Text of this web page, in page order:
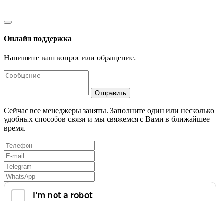
Онлайн поддержка
Напишите ваш вопрос или обращение:
Отправить
Сейчас все менеджеры заняты. Заполните один или несколько
удобных способов связи и мы свяжемся с Вами в ближайшее
время.